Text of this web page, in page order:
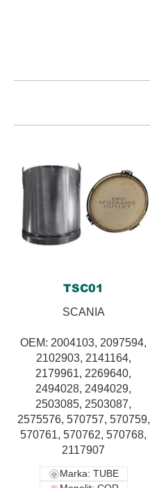
TSC01
SCANIA
OEM: 2004103, 2097594,
2102903, 2141164,
2179961, 2269640,
2494028, 2494029,
2503085, 2503087,
2575576, 570757, 570759,
570761, 570762, 570768,
2117907
Marka: TUBE